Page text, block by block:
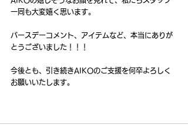
一同も大変嬉く思います。
バースデーコメント、アイテムなど、本当にありが
とうございました！！！
今後とも、引き続きAIKOのご支援を何卒よろしく
お願いいたします。